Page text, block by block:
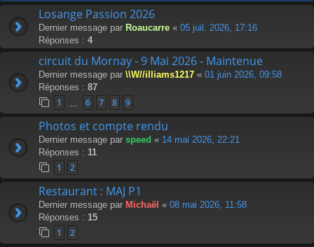
e
Losange Passion 2026
Dernier message par Roaucarre « 05 juil. 2026, 17:16
Réponses : 4
circuit du Mornay - 9 Mai 2026 - Maintenue
Dernier message par \\W//illiams1217 « 01 juin 2026, 09:58
Réponses : 87
1 6 7 8 9
Photos et compte rendu
Dernier message par speed « 14 mai 2026, 22:21
Réponses : 11
1 2
Restaurant : MAJ P1
Dernier message par Michaël « 08 mai 2026, 11:58
Réponses : 15
1 2